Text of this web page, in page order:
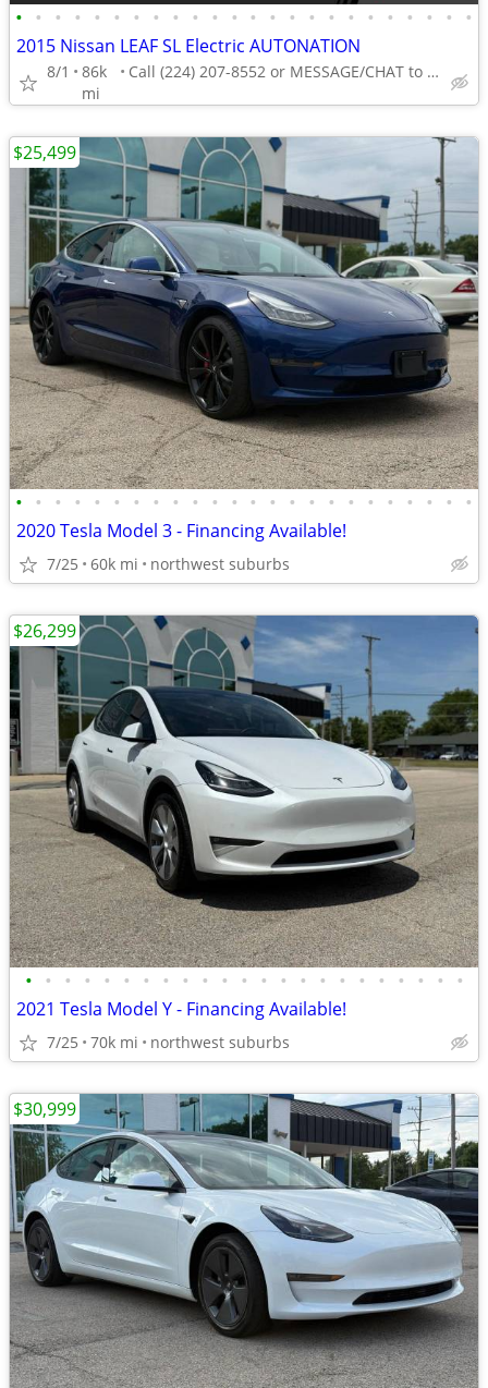
• • • • • • • • • • • • • • • • • • • • • • • •
2015 Nissan LEAF SL Electric AUTONATION
8/1
86k
mi
Call (224) 207-8552 or MESSAGE/CHAT to confirm availability
• • • • • • • • • • • • • • • • • • • • • • • •
2020 Tesla Model 3 - Financing Available!
7/25 60k mi northwest suburbs
$25,499
• • • • • • • • • • • • • • • • • • • • • • •
2021 Tesla Model Y - Financing Available!
7/25 70k mi northwest suburbs
$26,299
$30,999